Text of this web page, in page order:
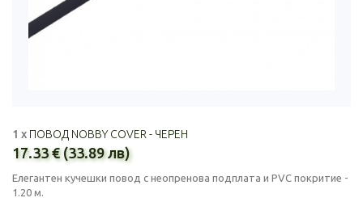
1 x ПОВОД NOBBY COVER - ЧЕРЕН
17.33 € (33.89 лв)
Елегантен кучешки повод с неопренова подплата и PVC покритие -
1.20 м.